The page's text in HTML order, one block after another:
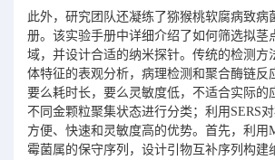
此外，研究团队还凝练了猕猴桃软腐病致病
册。该实验手册中详细介绍了如何筛选拟茎
域，并设计合适的纳米探针。传统的检测方
体特征的表观分析，病理检测和聚合酶链反
要么耗时长，要么灵敏度低，不适合实际的
不同金颗粒聚集状态进行分类；利用SERS
方便、快速和灵敏度高的优势。首先，利用
霉菌属的保守序列，设计引物互补序列构建